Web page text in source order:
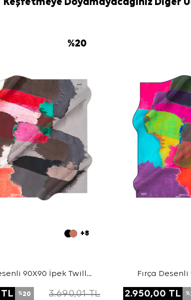
Keşfetmeye Doyamayacağınız Diğer
%20
+8
90X90 İpek Twill
%20 3.690,01TL
Fırça Desenli
2.950,00 TL %